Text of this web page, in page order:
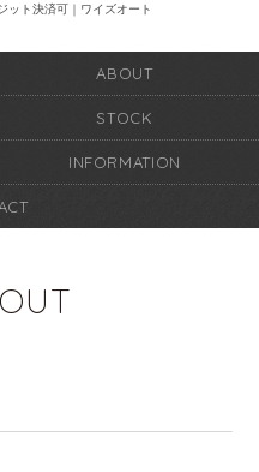
ット決済可｜ワイズオート
ABOUT
STOCK
INFORMATION